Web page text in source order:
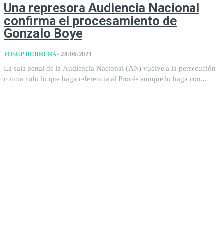
Una represora Audiencia Nacional
confirma el procesamiento de
Gonzalo Boye
JOSEP HERRERA - 28/06/2021
La sala penal de la Audiencia Nacional (AN) vuelve a la persecución
contra todo lo que haga referencia al Procés aunque lo haga con...